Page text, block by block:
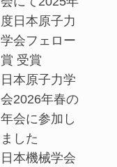
度日本原子力
学会フェロー
賞 受賞
日本原子力学
会2026年春の
年会に参加し
ました
日本機械学会